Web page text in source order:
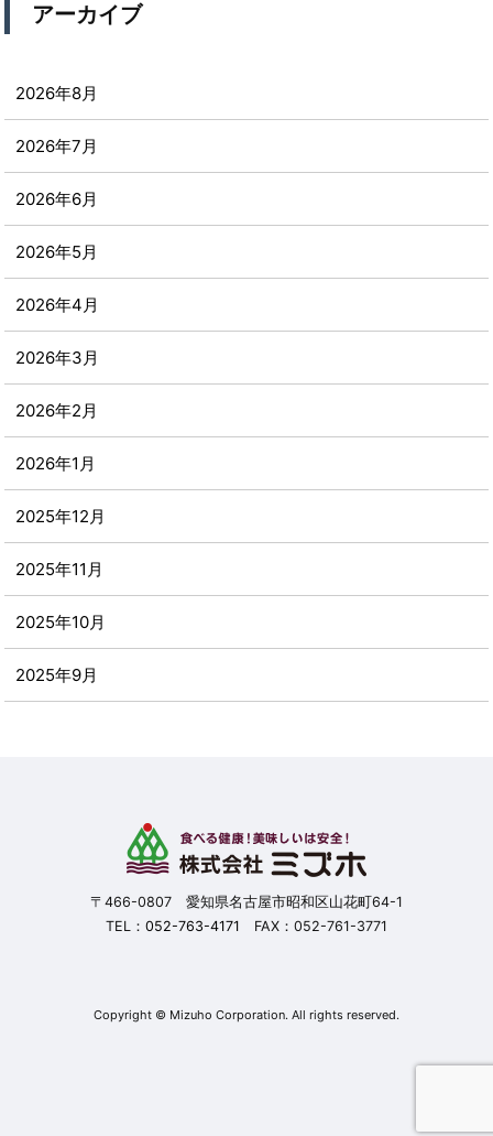
アーカイブ
2026年8月
2026年7月
2026年6月
2026年5月
2026年4月
2026年3月
2026年2月
2026年1月
2025年12月
2025年11月
2025年10月
2025年9月
〒466-0807 愛知県名古屋市昭和区山花町64-1
TEL： 052-763-4171 FAX：052-761-3771
Copyright © Mizuho Corporation. All rights reserved.